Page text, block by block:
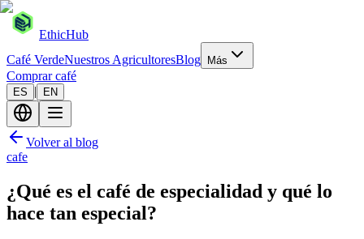
EthicHub
Café VerdeNuestros AgricultoresBlog Más
Comprar café
ES | EN
Volver al blog
cafe
¿Qué es el café de especialidad y qué lo
hace tan especial?